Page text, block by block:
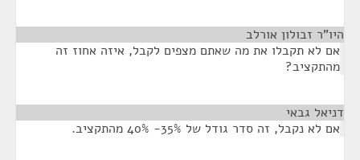
היו"ר זבולון אורלב
אם לא תקבלו את מה שאתם מצפים לקבל, איזה אחוז זה
מהתקציב?
דניאל גבאי
אם לא נקבל, זה סדר גודל של 35%- 40% מהתקציב.